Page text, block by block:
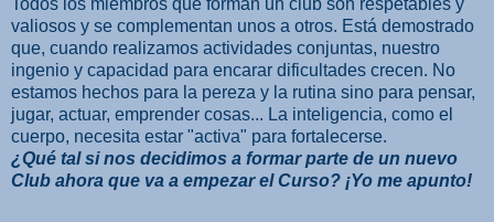
Todos los miembros que forman un club son respetables y
valiosos y se complementan unos a otros. Está demostrado
que, cuando realizamos actividades conjuntas, nuestro
ingenio y capacidad para encarar dificultades crecen. No
estamos hechos para la pereza y la rutina sino para pensar,
jugar, actuar, emprender cosas... La inteligencia, como el
cuerpo, necesita estar "activa" para fortalecerse.
¿Qué tal si nos decidimos a formar parte de un nuevo
Club ahora que va a empezar el Curso? ¡Yo me apunto!